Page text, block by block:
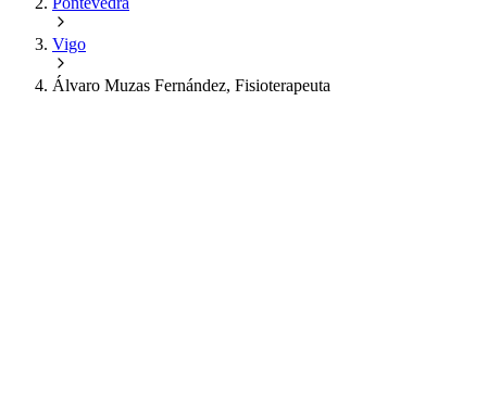
Vigo
Álvaro Muzas Fernández, Fisioterapeuta